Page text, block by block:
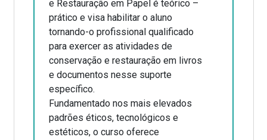
e Restauração em Papel é teórico –
prático e visa habilitar o aluno
tornando-o profissional qualificado
para exercer as atividades de
conservação e restauração em livros
e documentos nesse suporte
específico.
Fundamentado nos mais elevados
padrões éticos, tecnológicos e
estéticos, o curso oferece